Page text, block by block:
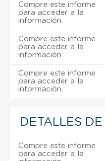
Compre este informe
para acceder a la
información.
Compre este informe
para acceder a la
información.
Compre este informe
para acceder a la
información.
DETALLES
Compre este informe
para acceder a la